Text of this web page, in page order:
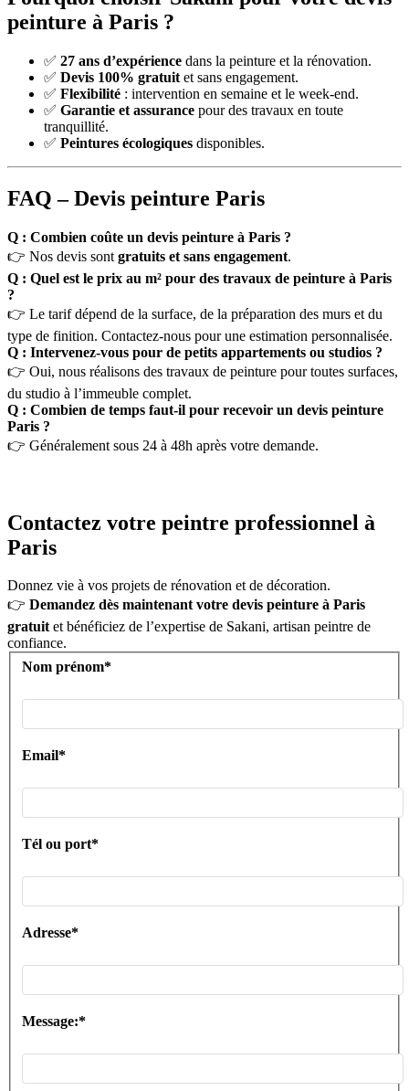
peinture à Paris ?
✅ 27 ans d’expérience dans la peinture et la rénovation.
✅ Devis 100% gratuit et sans engagement.
✅ Flexibilité : intervention en semaine et le week-end.
✅ Garantie et assurance pour des travaux en toute
tranquillité.
✅ Peintures écologiques disponibles.
FAQ – Devis peinture Paris
Q : Combien coûte un devis peinture à Paris ?
👉 Nos devis sont gratuits et sans engagement.
Q : Quel est le prix au m² pour des travaux de peinture à Paris
?
👉 Le tarif dépend de la surface, de la préparation des murs et du
type de finition. Contactez-nous pour une estimation personnalisée.
Q : Intervenez-vous pour de petits appartements ou studios ?
👉 Oui, nous réalisons des travaux de peinture pour toutes surfaces,
du studio à l’immeuble complet.
Q : Combien de temps faut-il pour recevoir un devis peinture
Paris ?
👉 Généralement sous 24 à 48h après votre demande.
Contactez votre peintre professionnel à
Paris
Donnez vie à vos projets de rénovation et de décoration.
👉 Demandez dès maintenant votre devis peinture à Paris
gratuitet bénéficiez de l’expertise de Sakani, artisan peintre de
confiance.
Nom prénom*
Email*
Tél ou port*
Adresse*
Message:*